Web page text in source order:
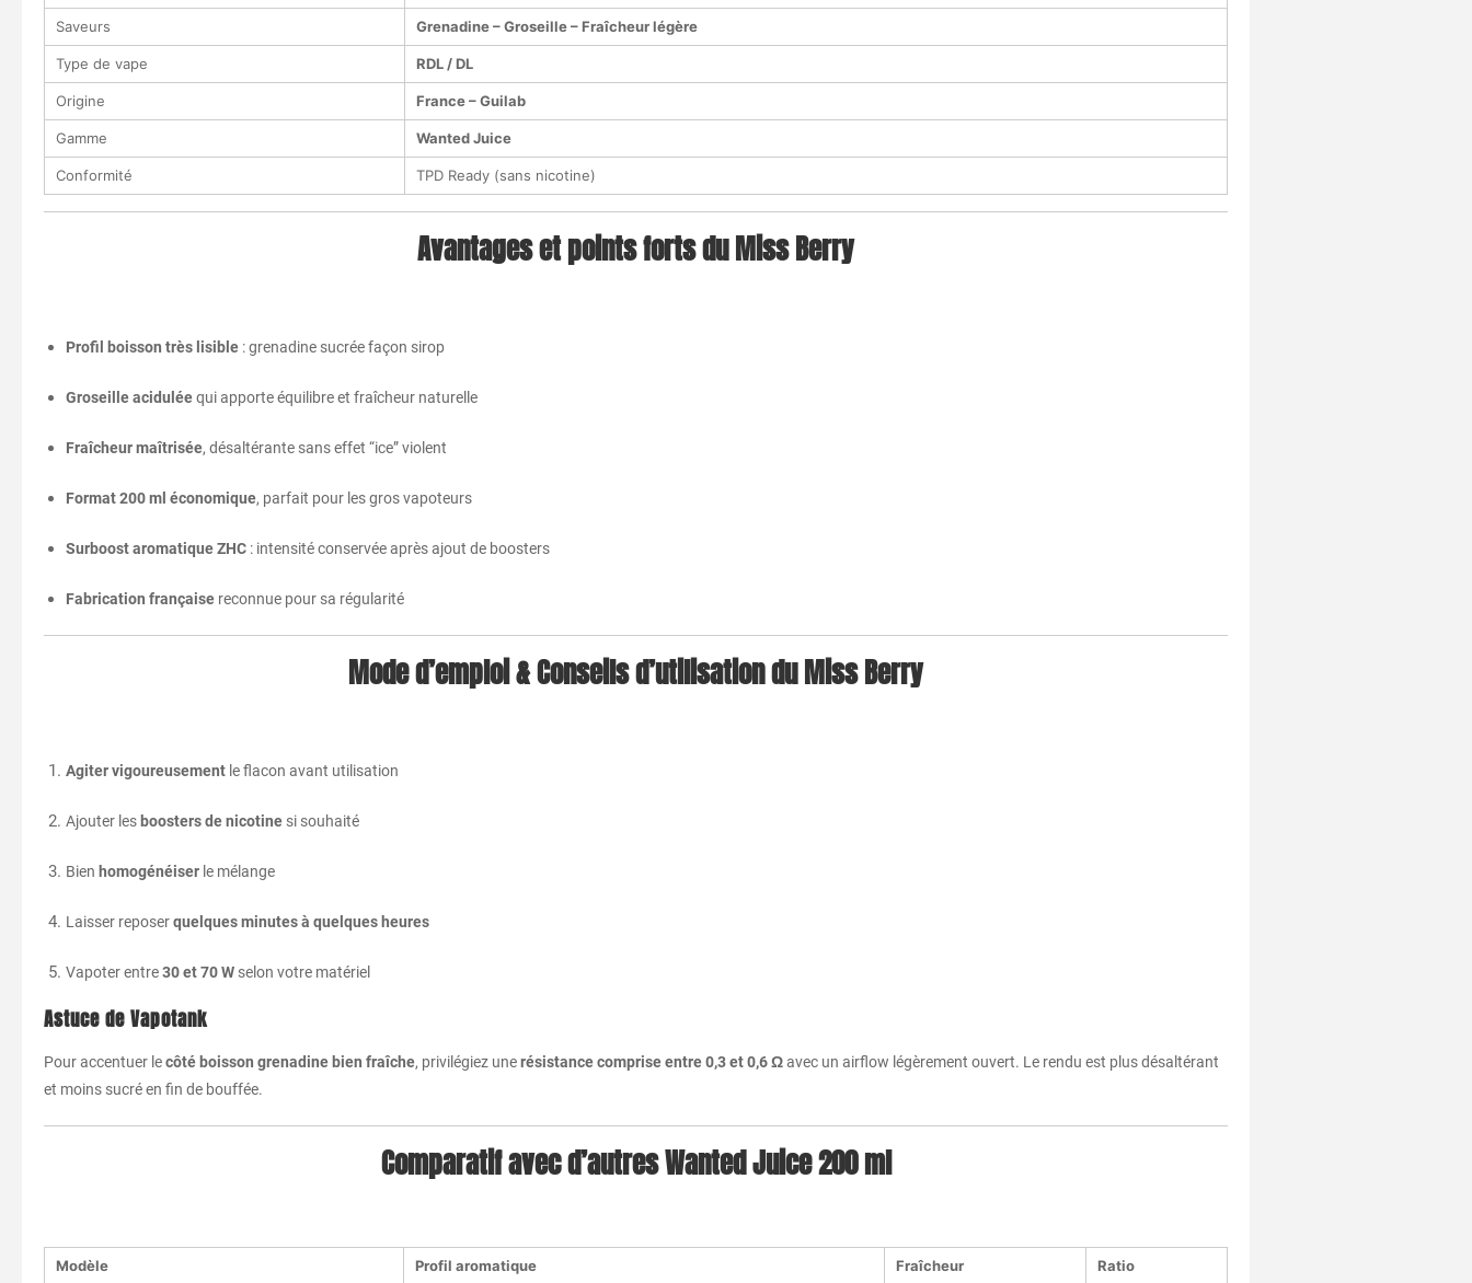
Saveurs Grenadine – Groseille – Fraîcheur légère
Type de vape RDL / DL
Origine France – Guilab
Gamme Wanted Juice
Conformité TPD Ready (sans nicotine)
Avantages et points forts du Miss Berry
Profil boisson très lisible : grenadine sucrée façon sirop
Groseille aciduléequi apporte équilibre et fraîcheur naturelle
Fraîcheur maîtrisée, désaltérante sans effet “ice” violent
Format 200 ml économique, parfait pour les gros vapoteurs
Surboost aromatique ZHC : intensité conservée après ajout de boosters
Fabrication française reconnue pour sa régularité
Mode d’emploi & Conseils d’utilisation du Miss Berry
Agiter vigoureusement le flacon avant utilisation
Ajouter les boosters de nicotine si souhaité
Bien homogénéiser le mélange
Laisser reposerquelques minutes à quelques heures
Vapoter entre30 et 70 W selon votre matériel
Astuce de Vapotank
Pour accentuer lecôté boisson grenadine bien fraîche, privilégiez unerésistance comprise entre 0,3 et 0,6 Ωavec un airflow légèrement ouvert. Le rendu est plus désaltérant
et moins sucré en fin de bouffée.
Comparatif avec d’autres Wanted Juice 200 ml
Modèle Profil aromatique Fraîcheur Ratio